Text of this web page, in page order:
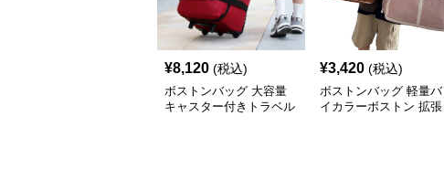
¥8,120 (税込)
ボストンバッグ 大容量
キャスター付きトラベル
¥3,420 (税込)
ボストンバッグ 軽量バ
イカラーボストン 拡張